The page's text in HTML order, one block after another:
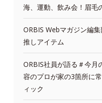
海、運動、飲み会！眉毛
ORBIS Webマガジン編
推しアイテム
ORBIS社員が語る＃今月
容のプロが家の3箇所に
ィック